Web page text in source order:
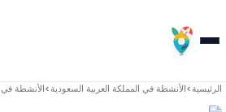
الرئيسية>الأنشطة في المملكة العربية السعودية>الأنشطة في